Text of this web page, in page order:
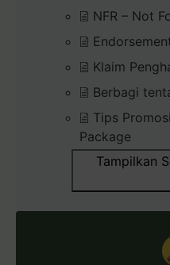
NFR – Not
Klaim
Berbagi
Tips
Package
Tampilkan